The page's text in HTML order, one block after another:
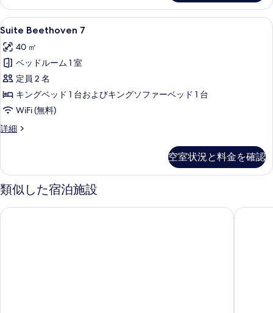
を
表
示
す
る
詳
細
Suite
Beethoven
7
の
す
べ
て
の
を
表
示
Suite Beethoven 7 | 高級寝具、ミニ
7
Suite Beethoven 7
40 ㎡
ベッドルーム 1 室
定員 2 名
キングベッド 1 台およびキングソファーベッド 1 台
WiFi (無料)
詳細
Suite
詳
細
空室状況と料金を確認
類似した宿泊施設
レジデンツァ デッレ チッタ スター